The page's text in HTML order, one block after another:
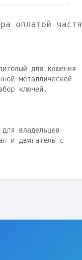
оплатой
для кошения
металлической
ключей.
владельцев
и двигатель с